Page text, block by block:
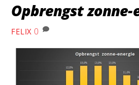
Opbrengst zonne-
FELIX 0